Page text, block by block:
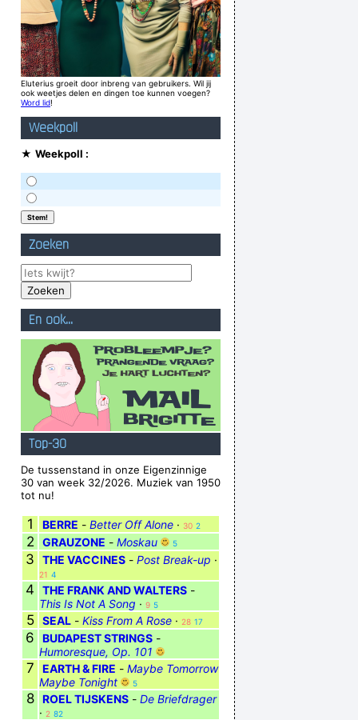
Eluterius groeit door inbreng van gebruikers. Wil jij
ook weetjes delen en dingen toe kunnen voegen?
Word lid!
Weekpoll
★ Weekpoll :
Zoeken
En ook...
Top-30
De tussenstand in onze Eigenzinnige
30 van week 32/2026. Muziek van 1950
tot nu!
1 BERRE - Better Off Alone · 30 2
2 GRAUZONE - Moskau 5
3 THE VACCINES - Post Break-up ·
21 4
4 THE FRANK AND WALTERS -
This Is Not A Song · 9 5
5 SEAL - Kiss From A Rose · 28 17
6 BUDAPEST STRINGS -
Humoresque, Op. 101
7 EARTH & FIRE - Maybe Tomorrow
Maybe Tonight
5
8 ROEL TIJSKENS - De Briefdrager
· 2 82